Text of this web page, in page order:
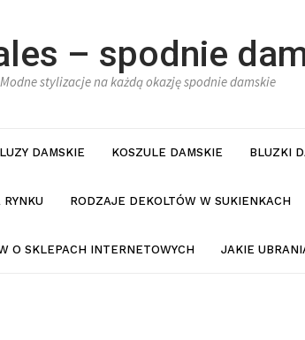
– spodnie
Modne stylizacje na każdą okazję spodnie damskie
DAMSKIE KOSZULE DAMSKIE BLUZKI
RODZAJE DEKOLTÓW W SUKIENKACH
O SKLEPACH INTERNETOWYCH JAKIE